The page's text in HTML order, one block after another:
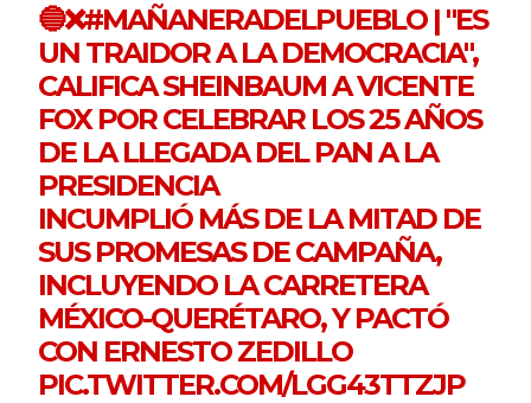
🔵❌#MAÑANERADELPUEBLO| "ES
UN TRAIDOR A LA DEMOCRACIA",
CALIFICA SHEINBAUM A VICENTE
FOX POR CELEBRAR LOS 25 AÑOS
DE LA LLEGADA DEL PAN A LA
PRESIDENCIA
INCUMPLIÓ MÁS DE LA MITAD DE
SUS PROMESAS DE CAMPAÑA,
INCLUYENDO LA CARRETERA
MÉXICO-QUERÉTARO, Y PACTÓ
CON ERNESTO ZEDILLO
PIC.TWITTER.COM/LGG43TTZJP